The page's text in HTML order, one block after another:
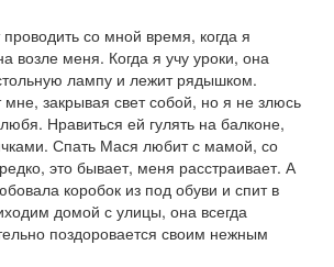
со мной время, когда я
возле меня. Когда я учу уроки, она
лампу и лежит рядышком.
закрывая свет собой, но я не злюсь
Нравиться ей гулять на балконе,
Спать Мася любит с мамой, со
это бывает, меня расстраивает. А
коробок из под обуви и спит в
домой с улицы, она всегда
поздоровается своим нежным